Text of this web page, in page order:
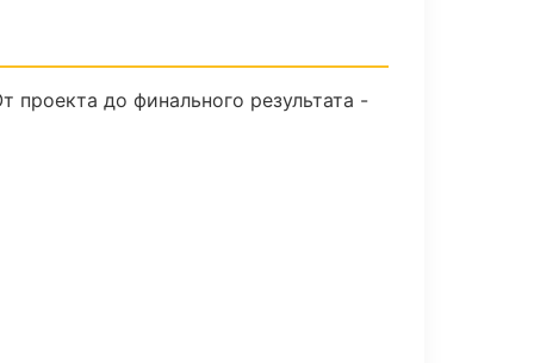
до финального результата -